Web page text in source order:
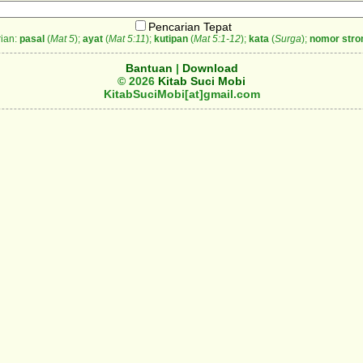
Pencarian Tepat
pasal(Mat 5); ayat(Mat 5:11); kutipan(Mat 5:1-12); kata (Surga); nomor
Bantuan | Download
© 2026 Kitab Suci Mobi
KitabSuciMobi[at]gmail.com